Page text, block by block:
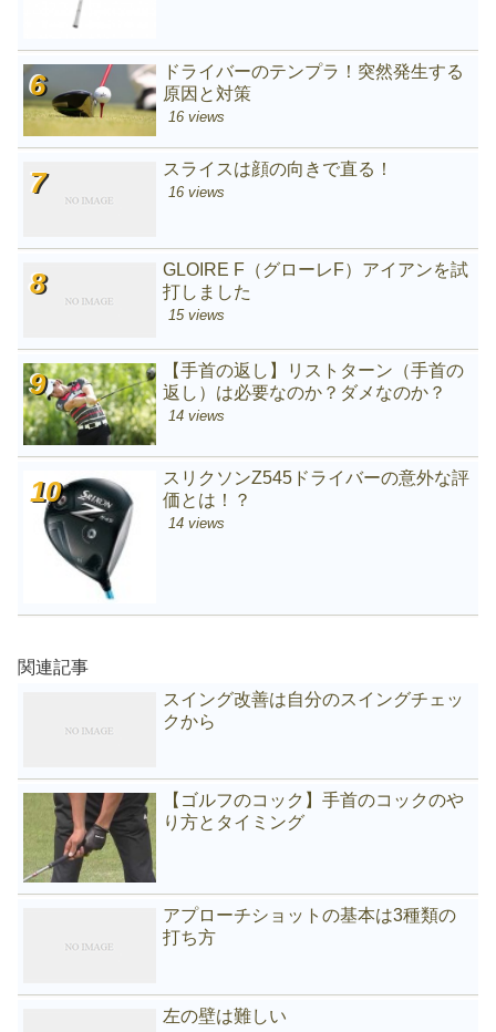
ドライバーのテンプラ！突然発生する
原因と対策
16 views
スライスは顔の向きで直る！
16 views
GLOIRE F（グローレF）アイアンを試
打しました
15 views
【手首の返し】リストターン（手首の
返し）は必要なのか？ダメなのか？
14 views
スリクソンZ545ドライバーの意外な評
価とは！？
14 views
関連記事
スイング改善は自分のスイングチェッ
クから
【ゴルフのコック】手首のコックのや
り方とタイミング
アプローチショットの基本は3種類の
打ち方
左の壁は難しい